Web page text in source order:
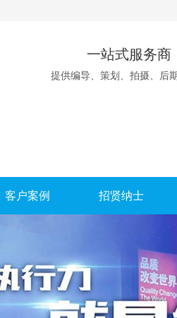
一站式服务商
提供编导、策划、拍摄、后
客户案例 招贤纳士